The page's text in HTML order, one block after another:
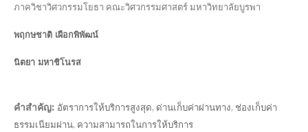
ภาควิชาวิศวกรรมโยธา คณะวิศวกรรมศาสตร์ มหาวิทยาลัยบูรพา
พฤกษชาติ เผือกพิพัฒน์
นิตยา มหาชิโนรส
คำสำคัญ: อัตราการให้บริการสูงสุด, ด่านเก็บค่าผ่านทาง, ช่องเก็บค่า
ธรรมเนียมผ่าน, ความสามารถในการให้บริการ